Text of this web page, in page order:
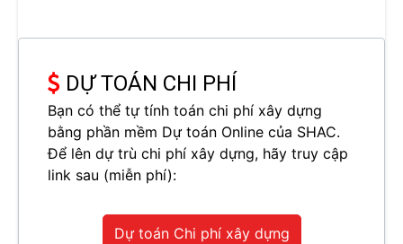
DỰ TOÁN CHI PHÍ
Bạn có thể tự tính toán chi phí xây dựng
bằng phần mềm Dự toán Online của SHAC.
Để lên dự trù chi phí xây dựng, hãy truy cập
link sau (miễn phí):
Dự toán Chi phí xây dựng